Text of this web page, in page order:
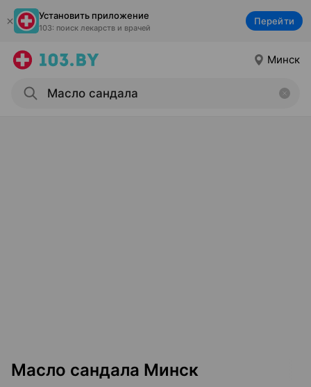
Установить приложение
103: поиск лекарств и врачей
Перейти
Минск
Масло сандала Минск